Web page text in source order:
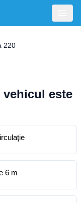
220
este
6 m